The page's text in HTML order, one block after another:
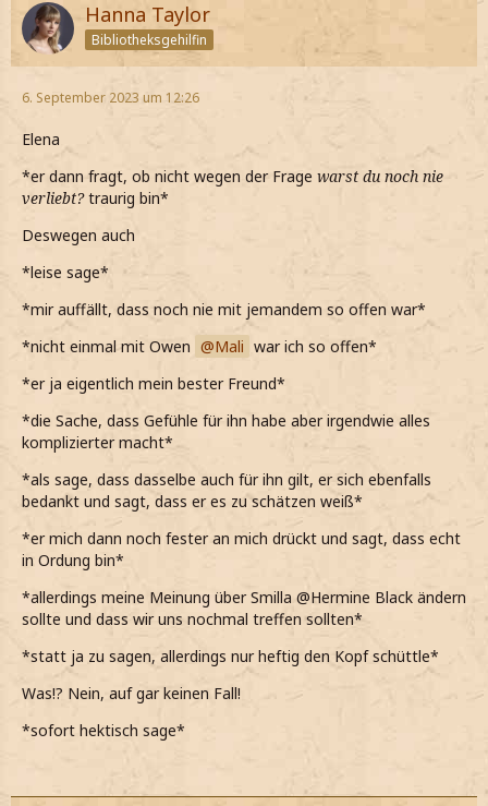
Hanna Taylor
Bibliotheksgehilfin
6. September 2023 um 12:26
Elena
*er dann fragt, ob nicht wegen der Frage warst du noch nie
verliebt?traurig bin*
Deswegen auch
*leise sage*
*mir auffällt, dass noch nie mit jemandem so offen war*
*nicht einmal mit Owen
Mali war ich so offen*
*er ja eigentlich mein bester Freund*
*die Sache, dass Gefühle für ihn habe aber irgendwie alles
komplizierter macht*
*als sage, dass dasselbe auch für ihn gilt, er sich ebenfalls
bedankt und sagt, dass er es zu schätzen weiß*
*er mich dann noch fester an mich drückt und sagt, dass echt
in Ordung bin*
*allerdings meine Meinung über Smilla @Hermine Black ändern
sollte und dass wir uns nochmal treffen sollten*
*statt ja zu sagen, allerdings nur heftig den Kopf schüttle*
Was!? Nein, auf gar keinen Fall!
*sofort hektisch sage*